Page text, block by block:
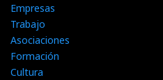
Empresas
Trabajo
Asociaciones
Formación
Cultura